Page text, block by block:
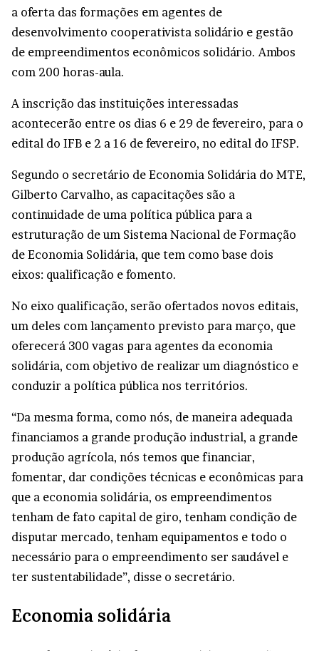
a oferta das formações em agentes de
desenvolvimento cooperativista solidário e gestão
de empreendimentos econômicos solidário. Ambos
com 200 horas-aula.
A inscrição das instituições interessadas
acontecerão entre os dias 6 e 29 de fevereiro, para o
edital do IFB e 2 a 16 de fevereiro, no edital do IFSP.
Segundo o secretário de Economia Solidária do MTE,
Gilberto Carvalho, as capacitações são a
continuidade de uma política pública para a
estruturação de um Sistema Nacional de Formação
de Economia Solidária, que tem como base dois
eixos: qualificação e fomento.
No eixo qualificação, serão ofertados novos editais,
um deles com lançamento previsto para março, que
oferecerá 300 vagas para agentes da economia
solidária, com objetivo de realizar um diagnóstico e
conduzir a política pública nos territórios.
“Da mesma forma, como nós, de maneira adequada
financiamos a grande produção industrial, a grande
produção agrícola, nós temos que financiar,
fomentar, dar condições técnicas e econômicas para
que a economia solidária, os empreendimentos
tenham de fato capital de giro, tenham condição de
disputar mercado, tenham equipamentos e todo o
necessário para o empreendimento ser saudável e
ter sustentabilidade”, disse o secretário.
Economia solidária